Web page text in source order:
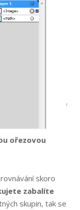
ořezovou
skoro
zabalíte
skupin, tak se